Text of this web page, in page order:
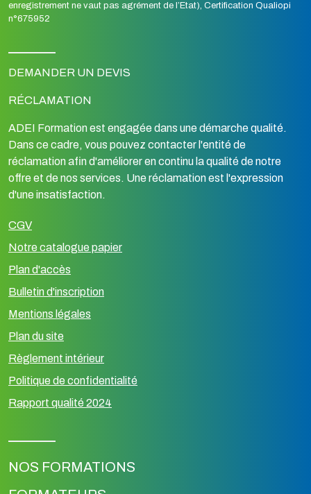
enregistrement ne vaut pas agrément de l’Etat), Certification Qualiopi
n°675952
DEMANDER UN DEVIS
RÉCLAMATION
ADEI Formation est engagée dans une démarche qualité.
Dans ce cadre, vous pouvez contacter l'entité de
réclamation afin d'améliorer en continu la qualité de notre
offre et de nos services. Une réclamation est l'expression
d'une insatisfaction.
CGV
Notre catalogue papier
Plan d'accès
Bulletin d'inscription
Mentions légales
Plan du site
Règlement intérieur
Politique de confidentialité
Rapport qualité 2024
NOS FORMATIONS